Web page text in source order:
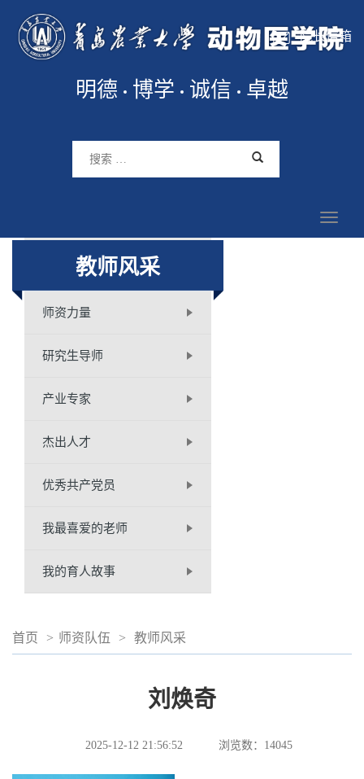
院长信箱
明德 博学 诚信 卓越
教师风采
师资力量
研究生导师
产业专家
杰出人才
优秀共产党员
我最喜爱的老师
我的育人故事
首页 > 师资队伍 > 教师风采
刘焕奇
2025-12-12 21:56:52 浏览数： 14045